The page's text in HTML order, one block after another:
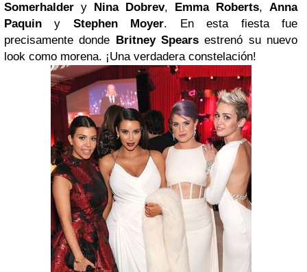
Somerhalder y Nina Dobrev, Emma Roberts, Anna
Paquin y Stephen Moyer.
En esta fiesta fue
precisamente donde Britney Spears estrenó su nuevo
look como morena. ¡Una verdadera constelación!